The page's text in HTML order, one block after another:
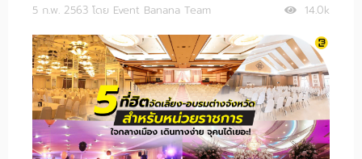
14.0k
5 ก.พ. 2563 โดย Event Banana Team